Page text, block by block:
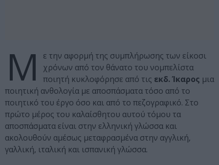
Μ
ε την αφορμή της συμπλήρωσης των είκοσι
χρόνων από τον θάνατο του νομπελίστα
ποιητή κυκλοφόρησε από τις εκδ. Ίκαρος μια
ποιητική ανθολογία με αποσπάσματα τόσο από το
ποιητικό του έργο όσο και από το πεζογραφικό. Στο
πρώτο μέρος του καλαίσθητου αυτού τόμου τα
αποσπάσματα είναι στην ελληνική γλώσσα και
ακολουθούν αμέσως μεταφρασμένα στην αγγλική,
γαλλική, ιταλική και ισπανική γλώσσα.